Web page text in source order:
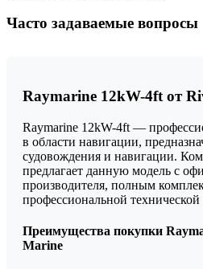
Часто задаваемые вопросы
Raymarine 12kW-4ft от
Raymarine 12kW-4ft —
в области навигации,
судовождения и навигации.
предлагает данную модель с
производителя, полным
профессиональной
Преимущества покупки
Marine